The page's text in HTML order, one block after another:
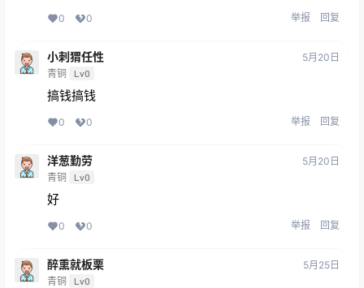
0 0 举报 回复
小刺猬任性
青铜 Lv0
5月20日
搞钱搞钱
0 0 举报 回复
洋葱勤劳
青铜 Lv0
5月20日
好
0 0 举报 回复
醉熏就板栗
青铜 Lv0
5月25日